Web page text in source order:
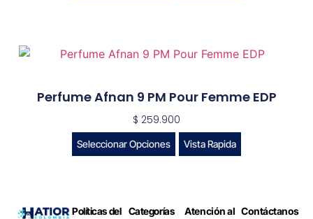
Perfume Afnan 9 PM Pour Femme EDP
$ 259.900
Seleccionar Opciones Vista Rapida
Políticas del
Categorías
Atención al Contáctanos